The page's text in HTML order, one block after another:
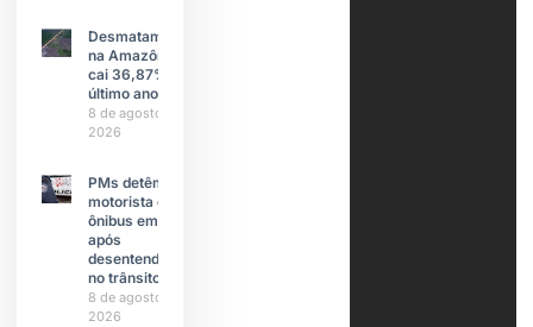
Desmatamento
na Amazônia
cai 36,87% no
último ano
8 de agosto de
2026
PMs detêm
motorista de
ônibus em SP
após
desentendimento
no trânsito
8 de agosto de
2026